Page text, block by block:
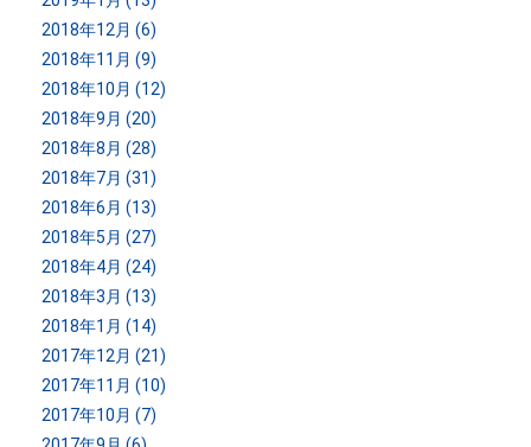
2018年12月 (6)
2018年11月 (9)
2018年10月 (12)
2018年9月 (20)
2018年8月 (28)
2018年7月 (31)
2018年6月 (13)
2018年5月 (27)
2018年4月 (24)
2018年3月 (13)
2018年1月 (14)
2017年12月 (21)
2017年11月 (10)
2017年10月 (7)